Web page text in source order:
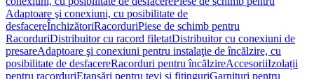
Adaptoare şi conexiuni, cu posibilitate de
desfacereÎnchizătoriRacorduriPiese de schimb pentru
RacorduriDistribuitor cu racord filetatDistribuitor cu conexiuni de
presareAdaptoare şi conexiuni pentru instalaţie de încălzire, cu
posibilitate de desfacereRacorduri pentru încălzireAccesoriiIzolații
pentru racorduriEtanșări pentru țevi și fitinguriGarnituri pentru